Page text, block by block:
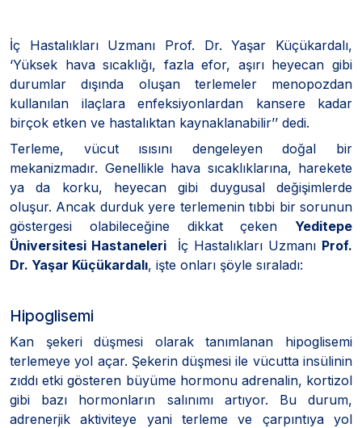
İç Hastalıkları Uzmanı Prof. Dr. Yaşar Küçükardalı,
‘Yüksek hava sıcaklığı, fazla efor, aşırı heyecan gibi
durumlar dışında oluşan terlemeler menopozdan
kullanılan ilaçlara enfeksiyonlardan kansere kadar
birçok etken ve hastalıktan kaynaklanabilir’’ dedi.
Terleme, vücut ısısını dengeleyen doğal bir
mekanizmadır. Genellikle hava sıcaklıklarına, harekete
ya da korku, heyecan gibi duygusal değişimlerde
oluşur. Ancak durduk yere terlemenin tıbbi bir sorunun
göstergesi olabileceğine dikkat çeken Yeditepe
Üniversitesi Hastaneleri İç Hastalıkları Uzmanı Prof.
Dr. Yaşar Küçükardalı, işte onları şöyle sıraladı:
Hipoglisemi
Kan şekeri düşmesi olarak tanımlanan hipoglisemi
terlemeye yol açar. Şekerin düşmesi ile vücutta insülinin
zıddı etki gösteren büyüme hormonu adrenalin, kortizol
gibi bazı hormonların salınımı artıyor. Bu durum,
adrenerjik aktiviteye yani terleme ve çarpıntıya yol